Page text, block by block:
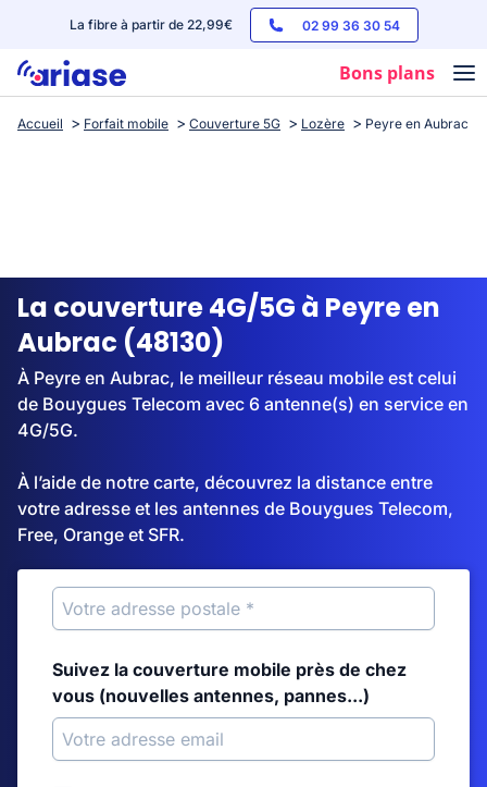
La fibre à partir de 22,99€ 02 99 36 30 54
Bons plans
Box internet
Streaming
Accueil Forfait mobile Couverture 5G Lozère Peyre en Aubrac
La couverture 4G/5G à Peyre en
Aubrac (48130)
À Peyre en Aubrac, le meilleur réseau mobile est celui
de Bouygues Telecom avec 6 antenne(s) en service en
4G/5G.
À l’aide de notre carte, découvrez la distance entre
votre adresse et les antennes de Bouygues Telecom,
Free, Orange et SFR.
Suivez la couverture mobile près de chez
vous (nouvelles antennes, pannes...)